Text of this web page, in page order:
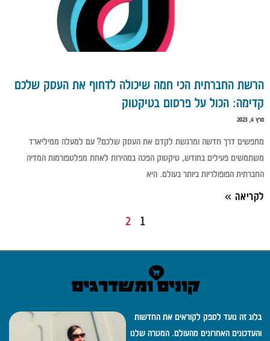
הרשת החברתית הכי חמה שיכולה לדחוף את העסק שלכם
קדימה: הכול על פרסום בטיקטוק
מרץ 6, 2023
מחפשים דרך חדשה ומרגשת לקדם את העסק שלכם? עם למעלה ממיליארד
משתמשים פעילים בחודש, טיקטוק הפכה במהירות לאחת מפלטפורמות המדיה
החברתית הפופולריות ביותר בעולם. היא
לקריאה »
1
2
בלוג זה נועד לספק לקוראים את החדשות
והעדכונים האחרונים מהעולם. המטרה שלנו